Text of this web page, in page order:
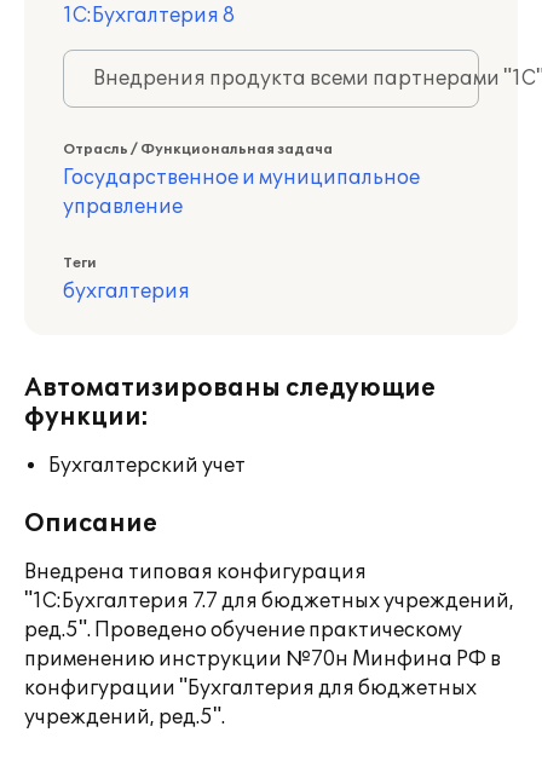
1С:Бухгалтерия 8
Внедрения продукта всеми партнерами
Отрасль / Функциональная задача
Государственное и муниципальное
управление
Теги
бухгалтерия
Автоматизированы следующие
функции:
Бухгалтерский учет
Описание
Внедрена типовая конфигурация
"1С:Бухгалтерия 7.7 для бюджетных учреждений,
ред.5". Проведено обучение практическому
применению инструкции №70н Минфина РФ в
конфигурации "Бухгалтерия для бюджетных
учреждений, ред.5".